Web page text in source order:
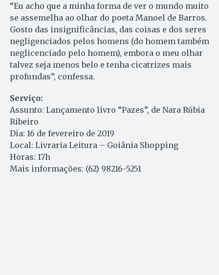
“Eu acho que a minha forma de ver o mundo muito
se assemelha ao olhar do poeta Manoel de Barros.
Gosto das insignificâncias, das coisas e dos seres
negligenciados pelos homens (do homem também
neglicenciado pelo homem), embora o meu olhar
talvez seja menos belo e tenha cicatrizes mais
profundas”, confessa.
Serviço:
Assunto: Lançamento livro “Pazes”, de Nara Rúbia
Ribeiro
Dia: 16 de fevereiro de 2019
Local: Livraria Leitura – Goiânia Shopping
Horas: 17h
Mais informações: (62) 98216-5251